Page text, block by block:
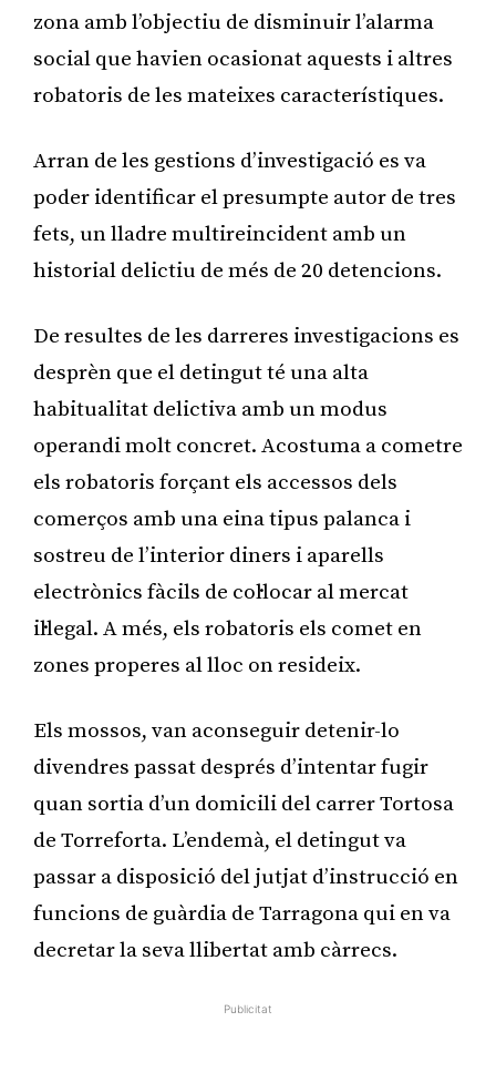
zona amb l’objectiu de disminuir l’alarma
social que havien ocasionat aquests i altres
robatoris de les mateixes característiques.
Arran de les gestions d’investigació es va
poder identificar el presumpte autor de tres
fets, un lladre multireincident amb un
historial delictiu de més de 20 detencions.
De resultes de les darreres investigacions es
desprèn que el detingut té una alta
habitualitat delictiva amb un modus
operandi molt concret. Acostuma a cometre
els robatoris forçant els accessos dels
comerços amb una eina tipus palanca i
sostreu de l’interior diners i aparells
electrònics fàcils de col·locar al mercat
il·legal. A més, els robatoris els comet en
zones properes al lloc on resideix.
Els mossos, van aconseguir detenir-lo
divendres passat després d’intentar fugir
quan sortia d’un domicili del carrer Tortosa
de Torreforta. L’endemà, el detingut va
passar a disposició del jutjat d’instrucció en
funcions de guàrdia de Tarragona qui en va
decretar la seva llibertat amb càrrecs.
Publicitat